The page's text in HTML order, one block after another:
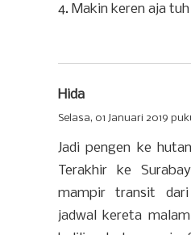
4. Makin keren aja
Hida
Selasa, 01 Januari 2019
Jadi pengen ke
Terakhir ke
mampir transit
jadwal kereta